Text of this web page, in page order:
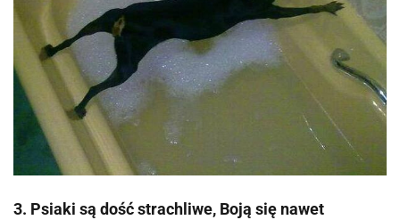
3. Psiaki są dość strachliwe, Boją się nawet